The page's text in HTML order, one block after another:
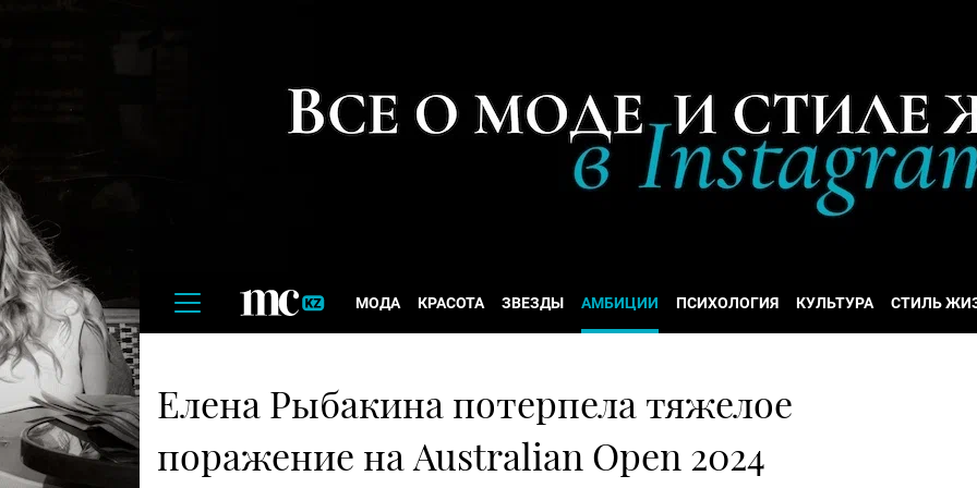
МОДА КРАСОТА ЗВЕЗДЫ АМБИЦИИ ПСИХОЛОГИЯ КУЛЬТУРА СТИЛЬ
Елена Рыбакина потерпела тяжелое
поражение на Australian Open 2024